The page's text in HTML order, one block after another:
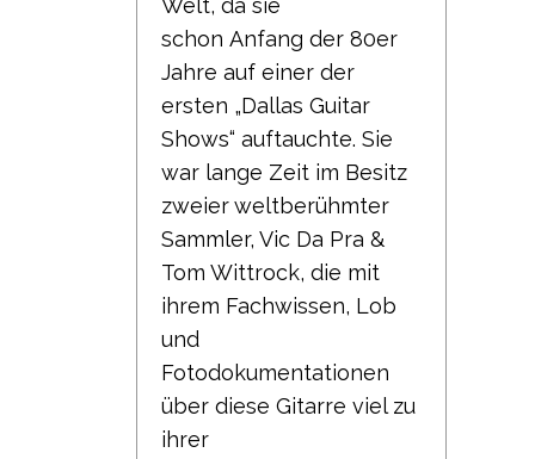
Welt, da sie
schon Anfang der 80er
Jahre auf einer der
ersten „Dallas Guitar
Shows“ auftauchte. Sie
war lange Zeit im Besitz
zweier weltberühmter
Sammler, Vic Da Pra &
Tom Wittrock, die mit
ihrem Fachwissen, Lob
und
Fotodokumentationen
über diese Gitarre viel zu
ihrer